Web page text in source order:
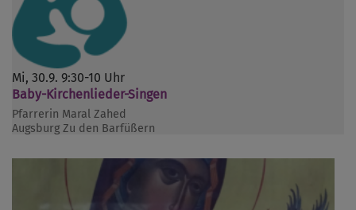
Mi, 30.9. 9:30-10 Uhr
Baby-Kirchenlieder-Singen
Pfarrerin Maral Zahed
Augsburg Zu den Barfüßern